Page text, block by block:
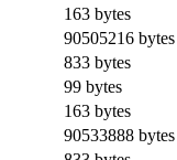
163 bytes
90505216 bytes
833 bytes
99 bytes
163 bytes
90533888 bytes